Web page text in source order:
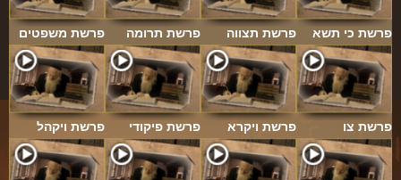
מאמרים
פרשת השבוע
מעגל השנה
הבעל שם-טוב
אירועים מיוחדים
פרשת משפטים פרשת תרומה פרשת תצווה פרשת כי תשא
פרשת ויקהל פרשת פיקודי פרשת ויקרא פרשת צו